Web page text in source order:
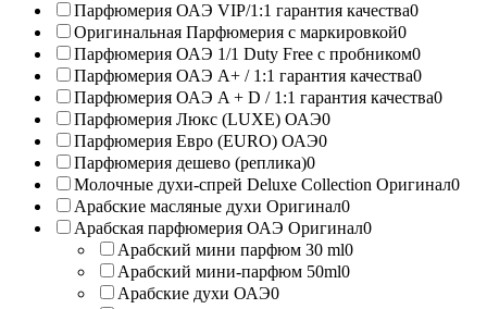
Парфюмерия ОАЭ VIP/1:1 гарантия качества0
Оригинальная Парфюмерия с маркировкой0
Парфюмерия ОАЭ 1/1 Duty Free с пробником0
Парфюмерия ОАЭ A+ / 1:1 гарантия качества0
Парфюмерия ОАЭ A + D / 1:1 гарантия качества0
Парфюмерия Люкс (LUXE) ОАЭ0
Парфюмерия Евро (EURO) ОАЭ0
Парфюмерия дешево (реплика)0
Молочные духи-спрей Deluxe Collection Оригинал0
Арабские масляные духи Оригинал0
Арабская парфюмерия ОАЭ Оригинал0
Арабский мини парфюм 30 ml0
Арабский мини-парфюм 50ml0
Арабские духи ОАЭ0